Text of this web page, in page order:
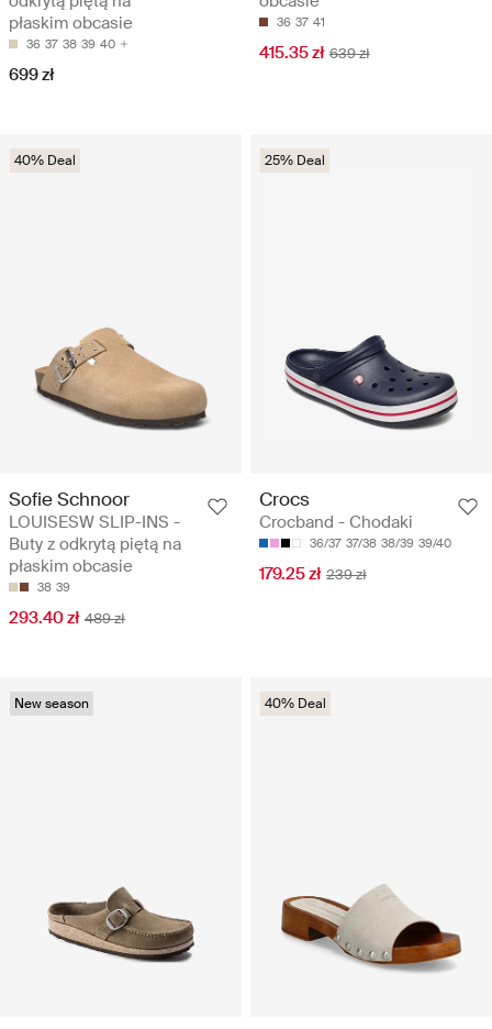
płaskim obcasie
36 37 38 39 40
699 zł
36 37 41
415.35 zł 639 zł
40% Deal
Sofie Schnoor
LOUISESW SLIP-INS -
Buty z odkrytą piętą na
płaskim obcasie
38 39
293.40 zł 489 zł
25% Deal
Crocs
Crocband - Chodaki
36/37 37/38 38/39 39/40
179.25 zł 239 zł
New season 40% Deal